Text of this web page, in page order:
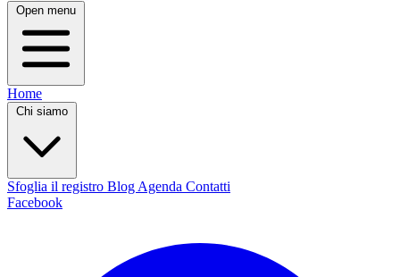
Open menu
Home
Chi siamo
Sfoglia il registro Blog Agenda Contatti
Facebook